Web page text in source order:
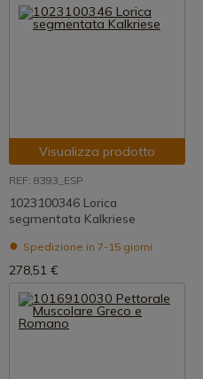
Visualizza prodotto
REF: 8393_ESP
1023100346 Lorica
segmentata Kalkriese
Spedizione in 7-15 giorni
278,51 €